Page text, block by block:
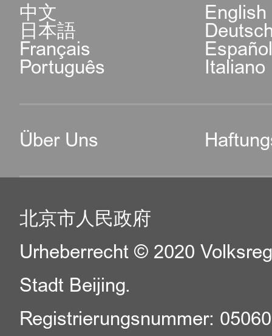
中文 English
日本語
Français
Português Italiano
Über Uns
北京市人民政府
Urheberrecht © 2020
Stadt Beijing.
Registrierungsnummer: